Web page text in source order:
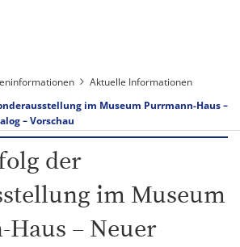
Aktuelle Informationen
im Museum Purrmann-Haus –
– Vorschau
der
im Museum
– Neuer